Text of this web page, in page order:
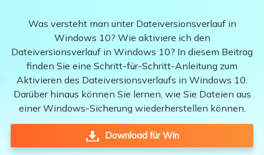
Was versteht man unter Dateiversionsverlauf in
Windows 10? Wie aktiviere ich den
Dateiversionsverlauf in Windows 10? In diesem Beitrag
finden Sie eine Schritt-für-Schritt-Anleitung zum
Aktivieren des Dateiversionsverlaufs in Windows 10.
Darüber hinaus können Sie lernen, wie Sie Dateien aus
einer Windows-Sicherung wiederherstellen können.
Download für Win